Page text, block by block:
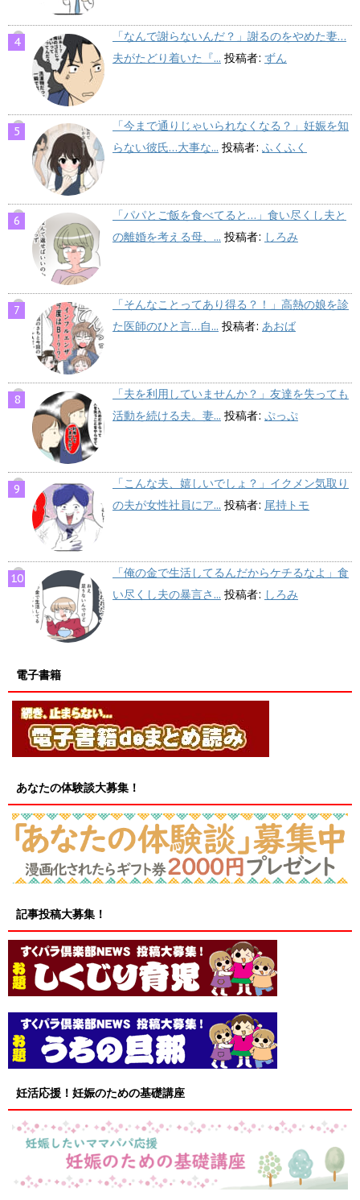
「なんで謝らないんだ？」謝るのをやめた妻…
夫がたどり着いた『... 投稿者: ずん
「今まで通りじゃいられなくなる？」妊娠を知
らない彼氏…大事な... 投稿者: ふくふく
「パパとご飯を食べてると…」食い尽くし夫と
の離婚を考える母、... 投稿者: しろみ
「そんなことってあり得る？！」高熱の娘を診
た医師のひと言…自... 投稿者: あおば
「夫を利用していませんか？」友達を失っても
活動を続ける夫。妻... 投稿者: ぷっぷ
「こんな夫、嬉しいでしょ？」イクメン気取り
の夫が女性社員にア... 投稿者: 尾持トモ
「俺の金で生活してるんだからケチるなよ」食
い尽くし夫の暴言さ... 投稿者: しろみ
電子書籍
あなたの体験談大募集！
記事投稿大募集！
妊活応援！妊娠のための基礎講座